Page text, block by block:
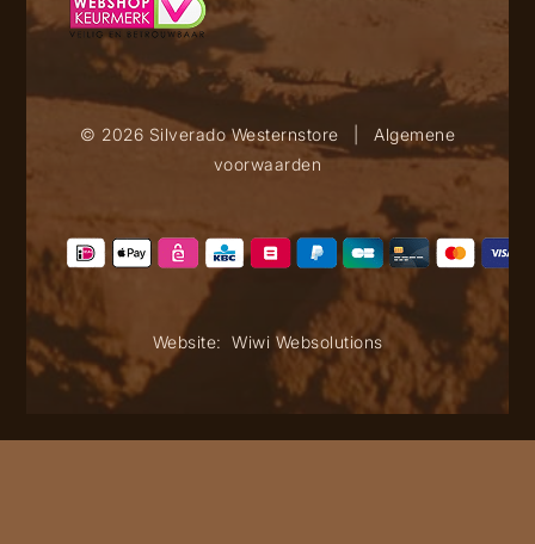
© 2026 Silverado Westernstore
Algemene
voorwaarden
Website: Wiwi Websolutions